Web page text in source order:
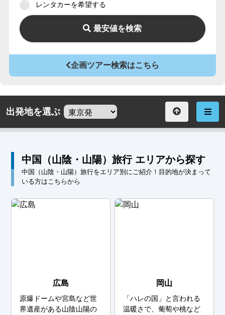
レンタカーを希望する
最安値を検索
企画ツアー検索はこちら
出発地を選ぶ
中国（山陰・山陽）旅行 エリアから探す
中国（山陰・山陽）旅行をエリア別にご紹介！目的地が決まって
いる方はこちらから
広島
原爆ドームや宮島など世
界遺産がある山陰山陽の
岡山
「ハレの国」と言われる
温暖さで、葡萄や桃など